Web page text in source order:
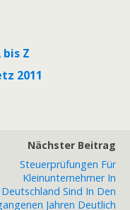
Z
2011
Nächster Beitrag
Steuerprüfungen Für
Kleinunternehmer In
Deutschland Sind In Den
Jahren Deutlich